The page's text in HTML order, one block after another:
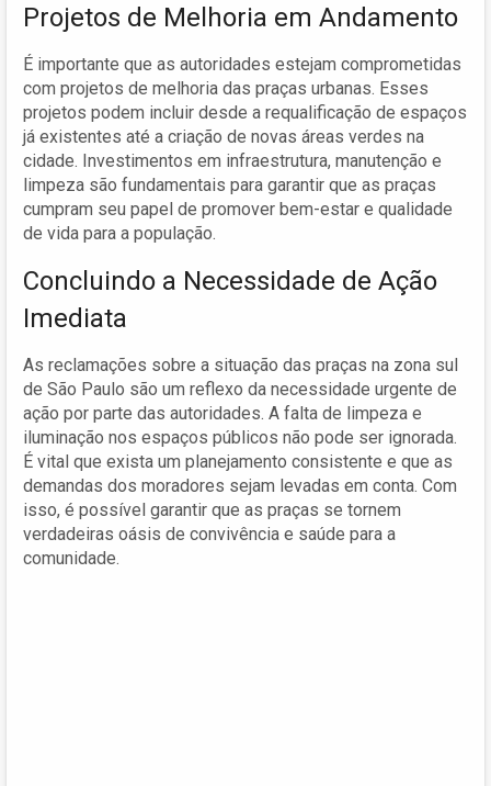
Projetos de Melhoria em Andamento
É importante que as autoridades estejam comprometidas
com projetos de melhoria das praças urbanas. Esses
projetos podem incluir desde a requalificação de espaços
já existentes até a criação de novas áreas verdes na
cidade. Investimentos em infraestrutura, manutenção e
limpeza são fundamentais para garantir que as praças
cumpram seu papel de promover bem-estar e qualidade
de vida para a população.
Concluindo a Necessidade de Ação
Imediata
As reclamações sobre a situação das praças na zona sul
de São Paulo são um reflexo da necessidade urgente de
ação por parte das autoridades. A falta de limpeza e
iluminação nos espaços públicos não pode ser ignorada.
É vital que exista um planejamento consistente e que as
demandas dos moradores sejam levadas em conta. Com
isso, é possível garantir que as praças se tornem
verdadeiras oásis de convivência e saúde para a
comunidade.